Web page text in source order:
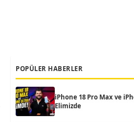
POPÜLER HABERLER
iPhone 18 Pro Max ve
Elimizde